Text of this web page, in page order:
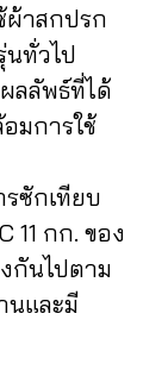
ผ้าสกปรก
นทั่วไป
ลลัพธ์ที่ได้
มการใช้
ซักเทียบ
11 กก. ของ
กันไปตาม
นและมี